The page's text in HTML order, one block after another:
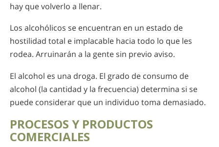
hay que volverlo a llenar.
Los alcohólicos se encuentran en un estado de
hostilidad total e implacable hacia todo lo que les
rodea. Arruinarán a la gente sin previo aviso.
El alcohol es una droga. El grado de consumo de
alcohol (la cantidad y la frecuencia) determina si se
puede considerar que un individuo toma demasiado.
PROCESOS Y PRODUCTOS
COMERCIALES